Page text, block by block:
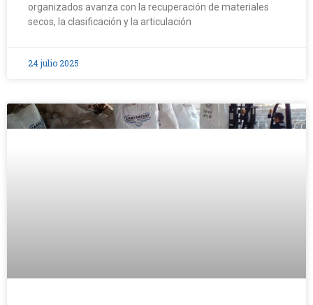
organizados avanza con la recuperación de materiales
secos, la clasificación y la articulación
24 julio 2025